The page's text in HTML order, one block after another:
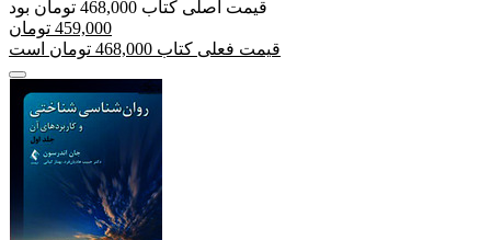
قیمت اصلی کتاب 468,000 تومان بود
459,000 تومان
قیمت فعلی کتاب 468,000 تومان است